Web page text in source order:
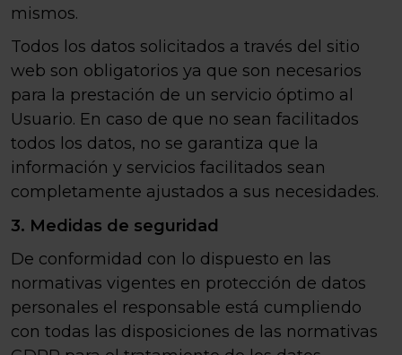
mismos.
Todos los datos solicitados a través del sitio
web son obligatorios ya que son necesarios
para la prestación de un servicio óptimo al
Usuario. En caso de que no sean facilitados
todos los datos, no se garantiza que la
información y servicios facilitados sean
completamente ajustados a sus necesidades.
3. Medidas de seguridad
De conformidad con lo dispuesto en las
normativas vigentes en protección de datos
personales el responsable está cumpliendo
con todas las disposiciones de las normativas